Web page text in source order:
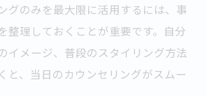
グのみを最大限に活用するには、事
整理しておくことが重要です。自分
イメージ、普段のスタイリング方法
と、当日のカウンセリングがスムー